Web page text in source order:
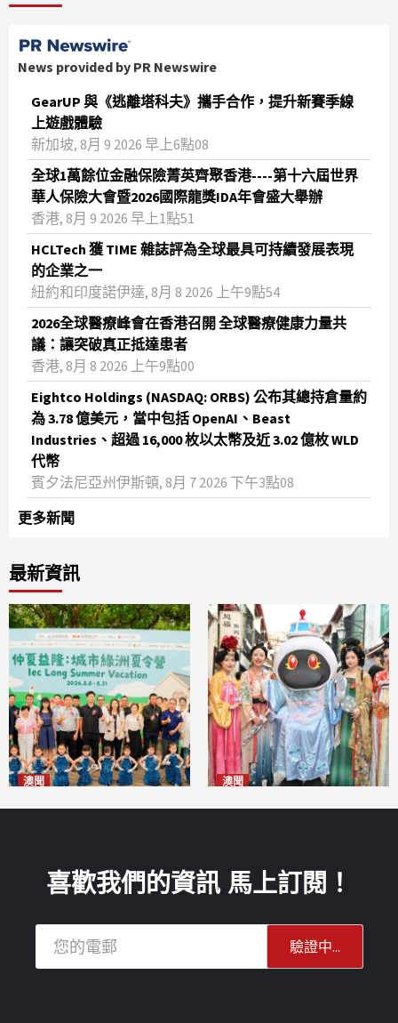
News provided by PR Newswire
GearUP 與《逃離塔科夫》攜手合作，提升新賽季線
上遊戲體驗
新加坡, 8月 9 2026 早上6點08
全球1萬餘位金融保險菁英齊聚香港----第十六屆世界
華人保險大會暨2026國際龍獎IDA年會盛大舉辦
香港, 8月 9 2026 早上1點51
HCLTech 獲 TIME 雜誌評為全球最具可持續發展表現
的企業之一
紐約和印度諾伊達, 8月 8 2026 上午9點54
2026全球醫療峰會在香港召開 全球醫療健康力量共
議：讓突破真正抵達患者
香港, 8月 8 2026 上午9點00
Eightco Holdings (NASDAQ: ORBS) 公布其總持倉量約
為 3.78 億美元，當中包括 OpenAI、Beast
Industries、超過 16,000 枚以太幣及近 3.02 億枚 WLD
代幣
賓夕法尼亞州伊斯頓, 8月 7 2026 下午3點08
更多新聞
最新資訊
澳聞
2026-08-09
澳聞
喜歡我們的資訊 馬上訂閱！